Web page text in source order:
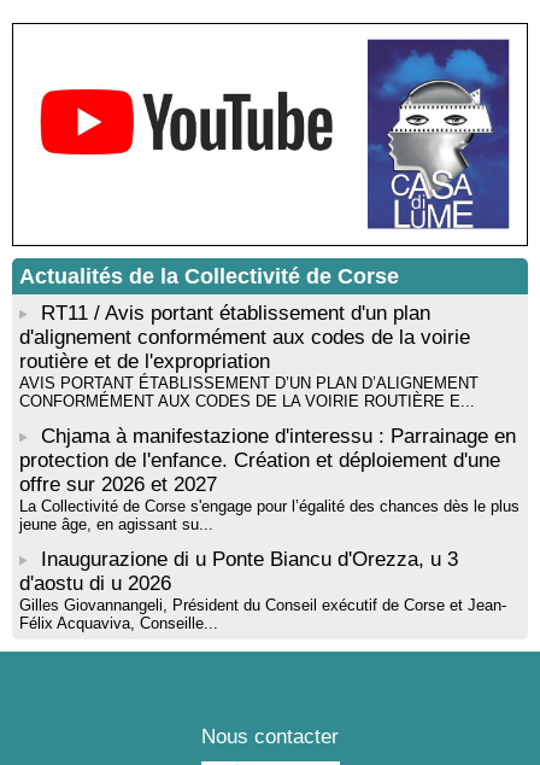
Lucia di Tallà - Mediateca territuriale di Santa Lucia di Tallà
! EVENEMENT REPORTE ! Rencontre / dédicace avec
Gilles Antonioli autour de son ouvrage “Testa Mora - Les
Rivages du destin” - Afà / Prupià / Santa Lucia di Tallà
Residenza di scrittura di Angela Nicolai, Trà Corsica è
Sardegna - Mediateca di castagniccia Mare è monti - I Fulelli
Résidence d’écriture et de recherche de l’écrivaine Cécilia
Castelli - Institut Mémoires de l'Edition Contemporaine - Caen /
Médiathèque de Castagniccia Mare et Monti - I Fulelli
Rencontre / dédicace avec Lucrèce Luciani autour de son
livre « La ballade du pendu du Niolu» - Mediateca territuriale di
Santa Lucia di Tallà
Actualités de la Collectivité de Corse
RT11 / Avis portant établissement d'un plan
d'alignement conformément aux codes de la voirie
routière et de l'expropriation
AVIS PORTANT ÉTABLISSEMENT D’UN PLAN D’ALIGNEMENT
CONFORMÉMENT AUX CODES DE LA VOIRIE ROUTIÈRE E...
Chjama à manifestazione d'interessu : Parrainage en
protection de l'enfance. Création et déploiement d'une
offre sur 2026 et 2027
La Collectivité de Corse s'engage pour l’égalité des chances dès le plus
jeune âge, en agissant su...
Inaugurazione di u Ponte Biancu d'Orezza, u 3
d'aostu di u 2026
Gilles Giovannangeli, Président du Conseil exécutif de Corse et Jean-
Félix Acquaviva, Conseille...
Nous contacter